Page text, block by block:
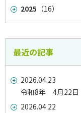
2025 （16）
最近の記事
2026.04.23
令和8年 4月22日
2026.04.22